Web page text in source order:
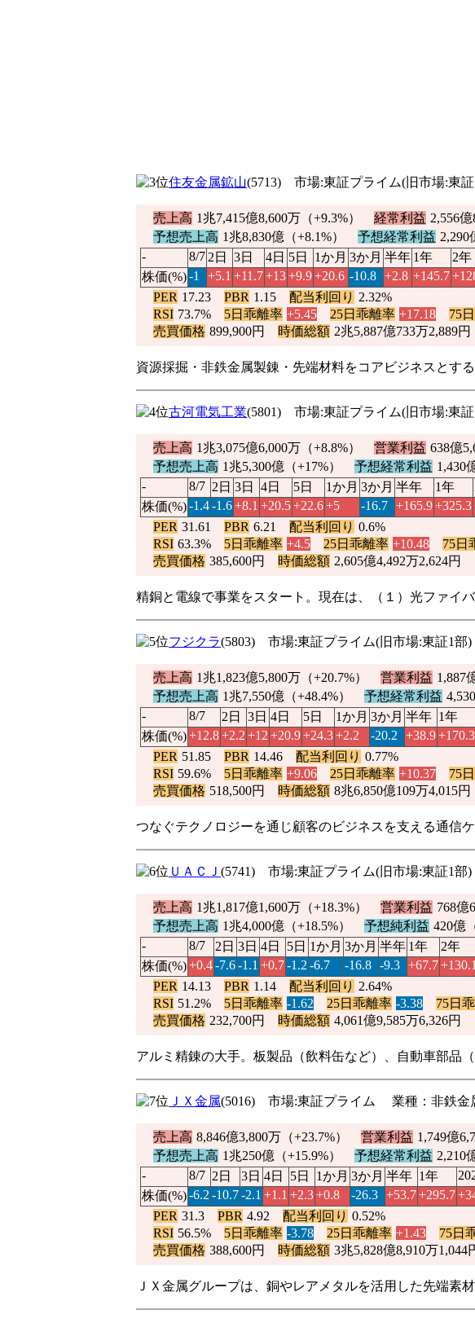
住友金属鉱山(5713) 市場:東証プライム(旧市場:東
売上高 1兆7,415億8,600万（+9.3%） 経常利益 2,556
予想売上高 1兆8,830億（+8.1%） 予想経常利益 2,290
-
8/7 2日 3日 4日 5日 1か月 3か月 半年 1年 2年
株価(%)-1 +5.1 +11.7+13+9.9+20.6 -10.8 +2.8 +145.7
PER 17.23 PBR 1.15 配当利回り 2.32%
RSI 73.7% 5日乖離率 +5.45 25日乖離率 +17.18 75
売買価格 899,900円 時価総額 2兆5,887億733万2,889円
資源採掘・非鉄金属製錬・先端材料をコアビジネスとす
古河電気工業(5801) 市場:東証プライム(旧市場:東
売上高 1兆3,075億6,000万（+8.8%） 営業利益 638億
予想売上高 1兆5,300億（+17%） 予想経常利益 1,430
-
8/7 2日 3日 4日 5日 1か月 3か月 半年 1年
株価(%)-1.4-1.6+8.1 +20.5+22.6+5 -16.7 +165.9+325.3
PER 31.61 PBR 6.21 配当利回り 0.6%
RSI 63.3% 5日乖離率 +4.5 25日乖離率 +10.48 75日
売買価格 385,600円 時価総額 2,605億4,492万2,624円
精銅と電線で事業をスタート。現在は、（１）光ファイ
フジクラ(5803) 市場:東証プライム(旧市場:東証1
売上高 1兆1,823億5,800万（+20.7%） 営業利益 1,887
予想売上高 1兆7,550億（+48.4%） 予想経常利益
-
8/7 2日 3日 4日 5日 1か月 3か月 半年 1年
株価(%)+12.8+2.2 +12 +20.9+24.3+2.2 -20.2 +38.9+170.3
PER 51.85 PBR 14.46 配当利回り 0.77%
RSI 59.6% 5日乖離率 +9.06 25日乖離率 +10.37 75
売買価格 518,500円 時価総額 8兆6,850億109万4,015円
つなぐテクノロジーを通じ顧客のビジネスを支える通信
ＵＡＣＪ (5741) 市場:東証プライム(旧市場:東証1
売上高 1兆1,817億1,600万（+18.3%） 営業利益 768億
予想売上高 1兆4,000億（+18.5%） 予想純利益 420億
-
8/7 2日 3日 4日 5日 1か月 3か月 半年 1年 2年
株価(%)+0.4-7.6-1.1 +0.7-1.2 -6.7 -16.8 -9.3 +67.7+130.1
PER 14.13 PBR 1.14 配当利回り 2.64%
RSI 51.2% 5日乖離率 -1.62 25日乖離率 -3.38 75日
売買価格 232,700円 時価総額 4,061億9,585万6,326円
アルミ精錬の大手。板製品（飲料缶など）、自動車部品
ＪＸ金属(5016) 市場:東証プライム 業種：非鉄金
売上高 8,846億3,800万（+23.7%） 営業利益 1,749億
予想売上高 1兆250億（+15.9%） 予想経常利益 2,210
-
8/7 2日 3日 4日 5日 1か月 3か月 半年 1年
株価(%)-6.2 -10.7-2.1 +1.1 +2.3+0.8 -26.3 +53.7+295.7
PER 31.3 PBR 4.92 配当利回り 0.52%
RSI 56.5% 5日乖離率 -3.78 25日乖離率 +1.43 75日
売買価格 388,600円 時価総額 3兆5,828億8,910万1,044
ＪＸ金属グループは、銅やレアメタルを活用した先端